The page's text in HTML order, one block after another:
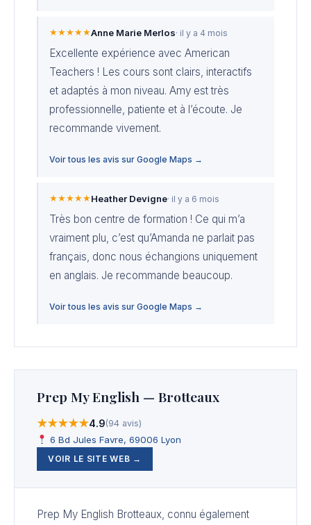
★★★★★Anne Marie Merlos· il y a 4 mois
Excellente expérience avec American
Teachers ! Les cours sont clairs, interactifs
et adaptés à mon niveau. Amy est très
professionnelle, patiente et à l’écoute. Je
recommande vivement.
Voir tous les avis sur Google Maps →
★★★★★Heather Devigne· il y a 6 mois
Très bon centre de formation ! Ce qui m’a
vraiment plu, c’est qu’Amanda ne parlait pas
français, donc nous échangions uniquement
en anglais. Je recommande beaucoup.
Voir tous les avis sur Google Maps →
Prep My English — Brotteaux
★★★★★4.9(94 avis)
6 Bd Jules Favre, 69006 Lyon
VOIR LE SITE WEB →
Prep My English Brotteaux, connu également